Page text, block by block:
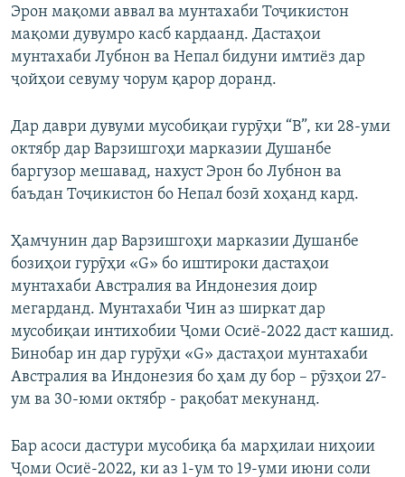
Эрон мақоми аввал ва мунтахаби Тоҷикистон
мақоми дувумро касб кардаанд. Дастаҳои
мунтахаби Лубнон ва Непал бидуни имтиёз дар
ҷойҳои севуму чорум қарор доранд.
Дар даври дувуми мусобиқаи гурӯҳи “В”, ки 28-уми
октябр дар Варзишгоҳи марказии Душанбе
баргузор мешавад, нахуст Эрон бо Лубнон ва
баъдан Тоҷикистон бо Непал бозӣ хоҳанд кард.
Ҳамчунин дар Варзишгоҳи марказии Душанбе
бозиҳои гурӯҳи «G» бо иштироки дастаҳои
мунтахаби Австралия ва Индонезия доир
мегарданд. Мунтахаби Чин аз ширкат дар
мусобиқаи интихобии Ҷоми Осиё-2022 даст кашид.
Бинобар ин дар гурӯҳи «G» дастаҳои мунтахаби
Австралия ва Индонезия бо ҳам ду бор – рӯзҳои 27-
ум ва 30-юми октябр - рақобат мекунанд.
Бар асоси дастури мусобиқа ба марҳилаи ниҳоии
Ҷоми Осиё-2022, ки аз 1-ум то 19-уми июни соли